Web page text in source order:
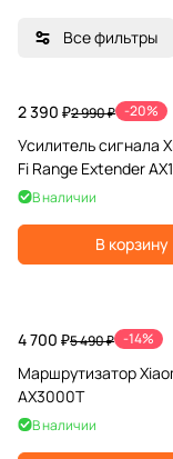
Все фильтры
2 390 ₽2 990 ₽ -20%
Усилитель сигнала
Fi Range Extender
В наличии
В корзину
4 700 ₽5 490 ₽ -14%
Маршрутизатор
AX3000T
В наличии